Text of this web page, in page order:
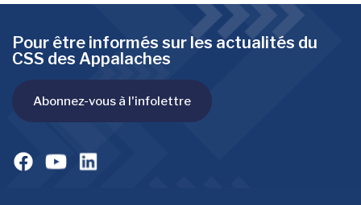
Pour être informés sur les actualités du
CSS des Appalaches
Abonnez-vous à l'infolettre